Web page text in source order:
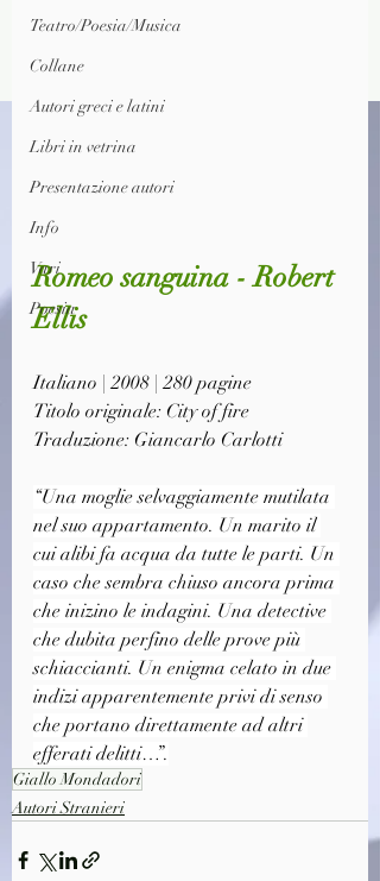
Teatro/Poesia/Musica
Collane
Autori greci e latini
Libri in vetrina
Presentazione autori
Info
Vari
Poesia
Romeo sanguina - Robert
Ellis
Italiano | 2008 | 280 pagine
Titolo originale: City of fire
Traduzione: Giancarlo Carlotti
“Una moglie selvaggiamente mutilata
nel suo appartamento. Un marito il
cui alibi fa acqua da tutte le parti. Un
caso che sembra chiuso ancora prima
che inizino le indagini. Una detective
che dubita perfino delle prove più
schiaccianti. Un enigma celato in due
indizi apparentemente privi di senso
che portano direttamente ad altri
efferati delitti…”.
Giallo Mondadori
Autori Stranieri